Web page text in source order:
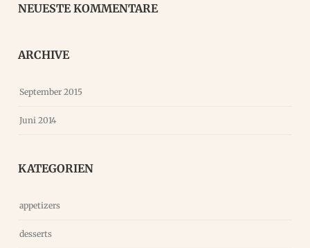
NEUESTE KOMMENTARE
ARCHIVE
September 2015
Juni 2014
KATEGORIEN
appetizers
desserts